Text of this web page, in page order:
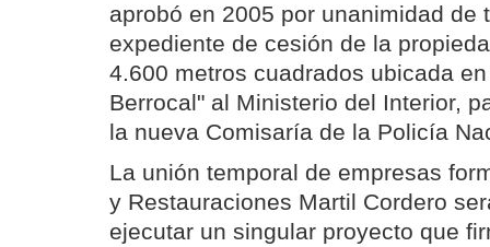
aprobó en 2005 por unanimidad de
expediente de cesión de la
4.600 metros cuadrados ubicada
Berrocal" al Ministerio del Interior,
la nueva Comisaría de la Policía
La unión temporal de empresas
y Restauraciones Martil Cordero
ejecutar un singular proyecto que